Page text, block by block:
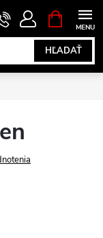
HĽADAŤ
KOŠÍK